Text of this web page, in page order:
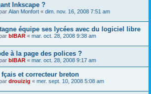
Inkscape ?
Alan Monfort « dim. nov. 16, 2008 7:51 am
équipe ses lycées avec du logiciel libre
bIBAR « mar. oct. 28, 2008 9:38 am
à la page des polices ?
bIBAR « mar. oct. 28, 2008 9:17 am
et correcteur breton
drouizig « mer. sept. 10, 2008 5:08 am